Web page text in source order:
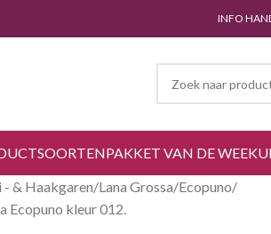
INFO
PAKKET VAN DE WEEK
- & Haakgaren Lana Grossa Ecopuno
Ecopuno kleur 012.